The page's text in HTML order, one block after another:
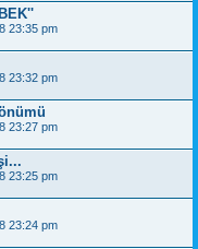
23:35 pm
23:32 pm
23:27 pm
23:25 pm
23:24 pm